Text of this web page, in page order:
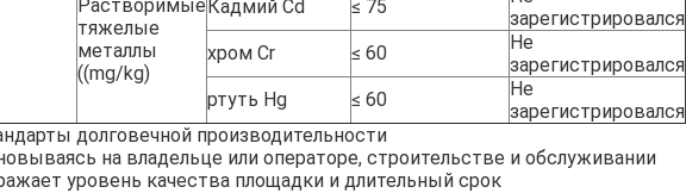
Растворимые
тяжелые
металлы
((mg/kg)
Кадмий Cd
≤ 75
зарегистрировался
хром Cr
≤ 60
Не
зарегистрировался
ртуть Hg
≤ 60
Не
зарегистрировался
долговечной производительности
на владельце или операторе, строительстве и обслуживании
уровень качества площадки и длительный срок